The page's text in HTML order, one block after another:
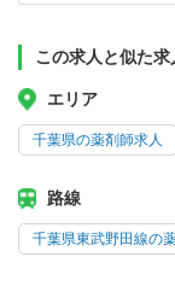
この求人と似た求
エリア
千葉県の薬剤師求人
路線
千葉県東武野田線の